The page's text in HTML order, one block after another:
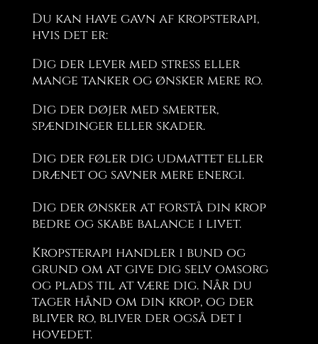
Du kan have gavn af kropsterapi,
hvis det er:
Dig der lever med stress eller
mange tanker og ønsker mere ro.
Dig der døjer med smerter,
spændinger eller skader.
Dig der føler dig udmattet eller
drænet og savner mere energi.
Dig der ønsker at forstå din krop
bedre og skabe balance i livet.
Kropsterapi handler i bund og
grund om at give dig selv omsorg
og plads til at være dig. Når du
tager hånd om din krop, og der
bliver ro, bliver der også det i
hovedet.